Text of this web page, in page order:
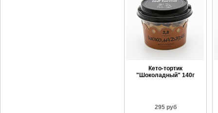
Кето-тортик
"Шоколадный" 140г
295 руб